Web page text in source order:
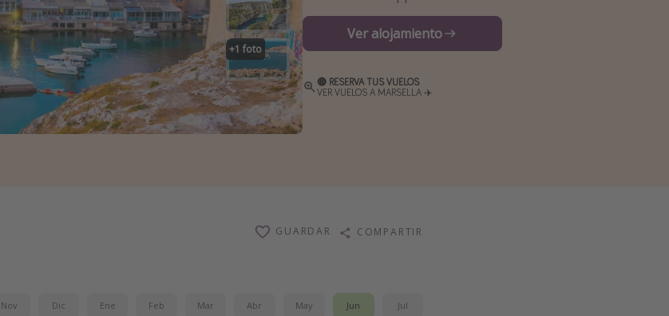
+1 foto
Ver alojamiento
🔴 RESERVA TUS VUELOS
VER VUELOS A MARSELLA ✈️
GUARDAR COMPARTIR
Nov Dic Ene Feb Mar Abr May Jun Jul